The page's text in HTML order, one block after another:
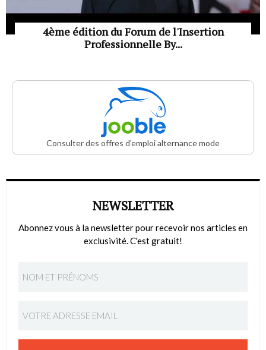
4ème édition du Forum de l'Insertion
Professionnelle By...
Consulter des offres d'emploi alternance mode
NEWSLETTER
Abonnez vous à la newsletter pour recevoir nos articles en
exclusivité. C'est gratuit!